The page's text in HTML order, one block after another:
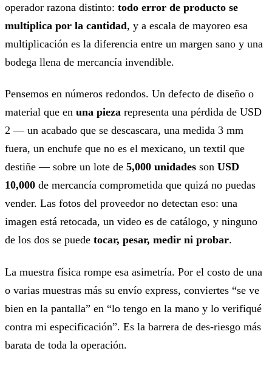
operador razona distinto: todo error de producto se
multiplica por la cantidad, y a escala de mayoreo esa
multiplicación es la diferencia entre un margen sano y una
bodega llena de mercancía invendible.
Pensemos en números redondos. Un defecto de diseño o
material que en una pieza representa una pérdida de USD
2 — un acabado que se descascara, una medida 3 mm
fuera, un enchufe que no es el mexicano, un textil que
destiñe — sobre un lote de 5,000 unidades son USD
10,000 de mercancía comprometida que quizá no puedas
vender. Las fotos del proveedor no detectan eso: una
imagen está retocada, un video es de catálogo, y ninguno
de los dos se puede tocar, pesar, medir ni probar.
La muestra física rompe esa asimetría. Por el costo de una
o varias muestras más su envío express, conviertes “se ve
bien en la pantalla” en “lo tengo en la mano y lo verifiqué
contra mi especificación”. Es la barrera de des-riesgo más
barata de toda la operación.